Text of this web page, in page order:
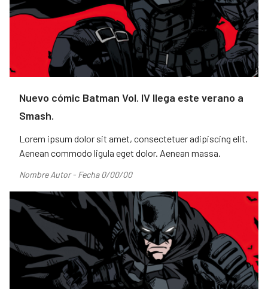
Nuevo cómic Batman Vol. IV llega este verano a
Smash.
Lorem ipsum dolor sit amet, consectetuer adipiscing elit.
Aenean commodo ligula eget dolor. Aenean massa.
Nombre Autor - Fecha 0/00/00